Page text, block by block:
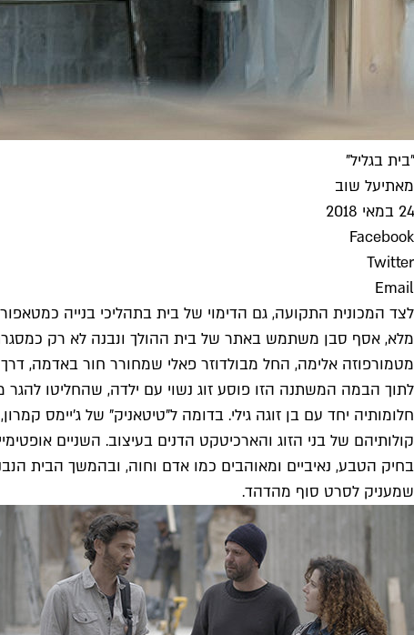
"בית בגליל"
מאתיעל שוב
24 במאי 2018
Facebook
Twitter
Email
לצד המכונית התקועה, גם הדימוי של בית בתהליכי בנייה
מלא, אסף סבן משתמש באתר של בית ההולך ונבנה לא רק
מטמורפוזה אלימה, החל מבולדוזר פאלי שמחורר חור באדמה,
לתוך הבמה המשתנה הזו פוסע זוג נשוי עם ילדה, שהחליטו להגר
חלומותיה יחד עם בן זוגה גילי. בדומה ל"טיטאניק" של ג'יימס
קולותיהם של בני הזוג והארכיטקט הדנים בעיצוב. השניים
בחיק הטבע, נאיביים ומאוהבים כמו אדם וחוה, ובהמשך הבית
שמעניק לסרט סוף מהדהד.